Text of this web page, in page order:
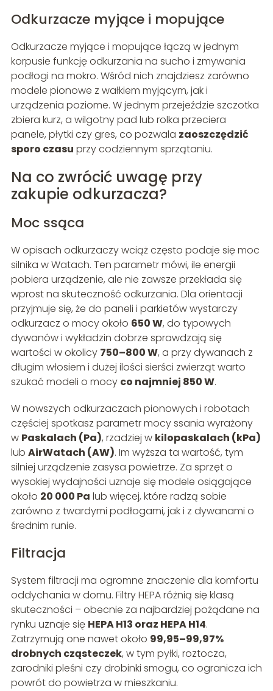
Odkurzacze myjące i mopujące
Odkurzacze myjące i mopujące łączą w jednym
korpusie funkcję odkurzania na sucho i zmywania
podłogi na mokro. Wśród nich znajdziesz zarówno
modele pionowe z wałkiem myjącym, jak i
urządzenia poziome. W jednym przejeździe szczotka
zbiera kurz, a wilgotny pad lub rolka przeciera
panele, płytki czy gres, co pozwala zaoszczędzić
sporo czasu przy codziennym sprzątaniu.
Na co zwrócić uwagę przy
zakupie odkurzacza?
Moc ssąca
W opisach odkurzaczy wciąż często podaje się moc
silnika w Watach. Ten parametr mówi, ile energii
pobiera urządzenie, ale nie zawsze przekłada się
wprost na skuteczność odkurzania. Dla orientacji
przyjmuje się, że do paneli i parkietów wystarczy
odkurzacz o mocy około 650 W, do typowych
dywanów i wykładzin dobrze sprawdzają się
wartości w okolicy 750–800 W, a przy dywanach z
długim włosiem i dużej ilości sierści zwierząt warto
szukać modeli o mocy co najmniej 850 W.
W nowszych odkurzaczach pionowych i robotach
częściej spotkasz parametr mocy ssania wyrażony
w Paskalach (Pa), rzadziej w kilopaskalach (kPa)
lub AirWatach (AW). Im wyższa ta wartość, tym
silniej urządzenie zasysa powietrze. Za sprzęt o
wysokiej wydajności uznaje się modele osiągające
około 20 000 Pa lub więcej, które radzą sobie
zarówno z twardymi podłogami, jak i z dywanami o
średnim runie.
Filtracja
System filtracji ma ogromne znaczenie dla komfortu
oddychania w domu. Filtry HEPA różnią się klasą
skuteczności – obecnie za najbardziej pożądane na
rynku uznaje się HEPA H13 oraz HEPA H14.
Zatrzymują one nawet około 99,95–99,97%
drobnych cząsteczek, w tym pyłki, roztocza,
zarodniki pleśni czy drobinki smogu, co ogranicza ich
powrót do powietrza w mieszkaniu.